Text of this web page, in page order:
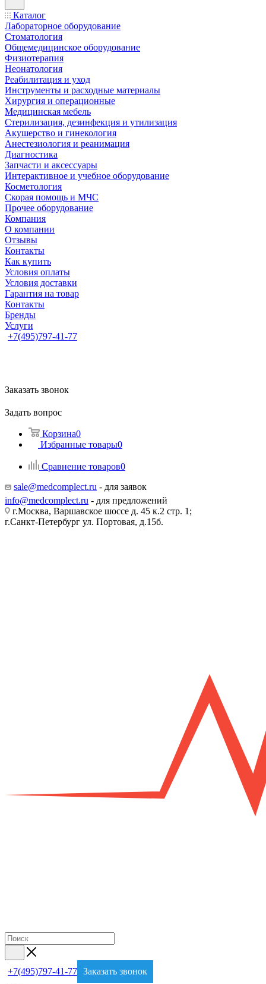
Каталог
Лабораторное оборудование
Стоматология
Общемедицинское оборудование
Физиотерапия
Неонатология
Реабилитация и уход
Инструменты и расходные материалы
Хирургия и операционные
Медицинская мебель
Стерилизация, дезинфекция и утилизация
Акушерство и гинекология
Анестезиология и реанимация
Диагностика
Запчасти и аксессуары
Интерактивное и учебное оборудование
Косметология
Скорая помощь и МЧС
Прочее оборудование
Компания
О компании
Отзывы
Контакты
Как купить
Условия оплаты
Условия доставки
Гарантия на товар
Контакты
Бренды
Услуги
+7(495)797-41-77
Заказать звонок
Задать вопрос
Корзина0
Избранные товары0
Сравнение товаров0
sale@medcomplect.ru - для заявок
info@medcomplect.ru - для предложений
г.Москва, Варшавское шоссе д. 45 к.2 стр. 1;
г.Санкт-Петербург ул. Портовая, д.15б.
+7(495)797-41-77 Заказать звонок